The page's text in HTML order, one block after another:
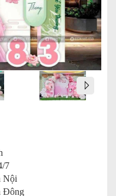
7
Nội
Đông